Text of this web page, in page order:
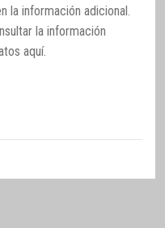
la información adicional.
la información
aquí.